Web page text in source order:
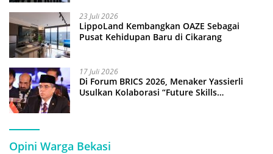
23 Juli 2026
LippoLand Kembangkan OAZE Sebagai
Pusat Kehidupan Baru di Cikarang
17 Juli 2026
Di Forum BRICS 2026, Menaker Yassierli
Usulkan Kolaborasi “Future Skills
Opini Warga Bekasi